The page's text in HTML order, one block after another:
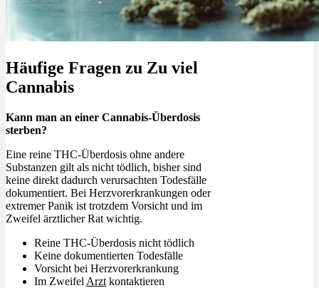
Häufige Fragen zu Zu viel
Cannabis
Kann man an einer Cannabis-Überdosis
sterben?
Eine reine THC-Überdosis ohne andere
Substanzen gilt als nicht tödlich, bisher sind
keine direkt dadurch verursachten Todesfälle
dokumentiert. Bei Herzvorerkrankungen oder
extremer Panik ist trotzdem Vorsicht und im
Zweifel ärztlicher Rat wichtig.
Reine THC-Überdosis nicht tödlich
Keine dokumentierten Todesfälle
Vorsicht bei Herzvorerkrankung
Im Zweifel Arzt kontaktieren